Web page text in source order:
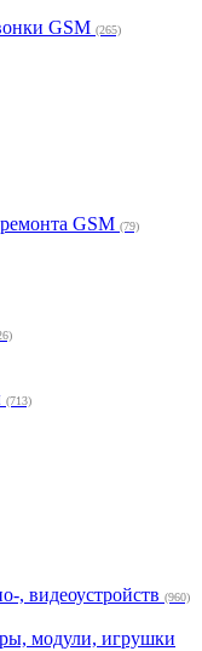
GSM (265)
GSM (79)
(713)
, видеоустройств (960)
модули, игрушки